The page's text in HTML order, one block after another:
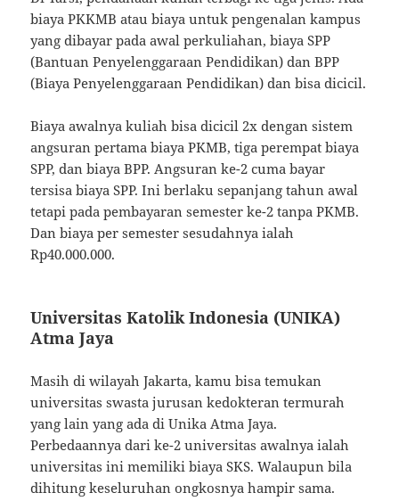
biaya PKKMB atau biaya untuk pengenalan kampus
yang dibayar pada awal perkuliahan, biaya SPP
(Bantuan Penyelenggaraan Pendidikan) dan BPP
(Biaya Penyelenggaraan Pendidikan) dan bisa dicicil.
Biaya awalnya kuliah bisa dicicil 2x dengan sistem
angsuran pertama biaya PKMB, tiga perempat biaya
SPP, dan biaya BPP. Angsuran ke-2 cuma bayar
tersisa biaya SPP. Ini berlaku sepanjang tahun awal
tetapi pada pembayaran semester ke-2 tanpa PKMB.
Dan biaya per semester sesudahnya ialah
Rp40.000.000.
Universitas Katolik Indonesia (UNIKA)
Atma Jaya
Masih di wilayah Jakarta, kamu bisa temukan
universitas swasta jurusan kedokteran termurah
yang lain yang ada di Unika Atma Jaya.
Perbedaannya dari ke-2 universitas awalnya ialah
universitas ini memiliki biaya SKS. Walaupun bila
dihitung keseluruhan ongkosnya hampir sama.